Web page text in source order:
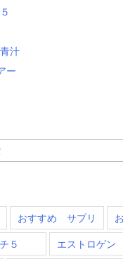
汁
ー
おすすめ サプリ
５
エストロゲン